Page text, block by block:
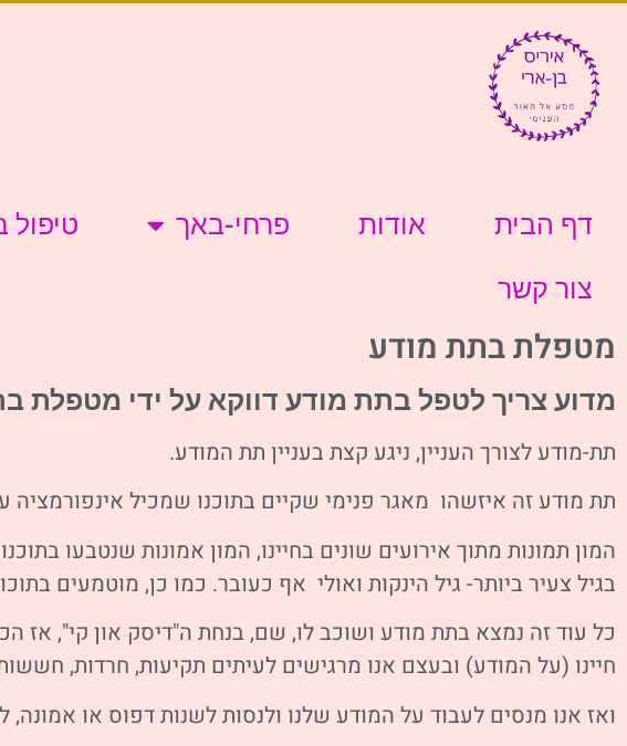
דף הבית אודות פרחי-באך
צור קשר
מטפלת בתת מודע
מדוע צריך לטפל בתת מודע דווקא על ידי מטפלת
תת-מודע לצורך העניין, ניגע קצת בעניין תת המודע.
תת מודע זה איזשהו מאגר פנימי שקיים בתוכנו שמכיל
המון תמונות מתוך אירועים שונים בחיינו, המון אמונות שנטבעו
בגיל צעיר ביותר- גיל הינקות ואולי אף כעובר. כמו כן, מוטמעים
כל עוד זה נמצא בתת מודע ושוכב לו, שם, בנחת ה"דיסק און קי", אז
חיינו (על המודע) ובעצם אנו מרגישים לעיתים תקיעות, חרדות,
ואז אנו מנסים לעבוד על המודע שלנו ולנסות לשנות דפוס או